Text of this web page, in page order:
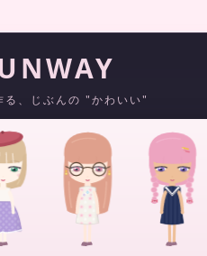
る、じぶんの "かわいい"